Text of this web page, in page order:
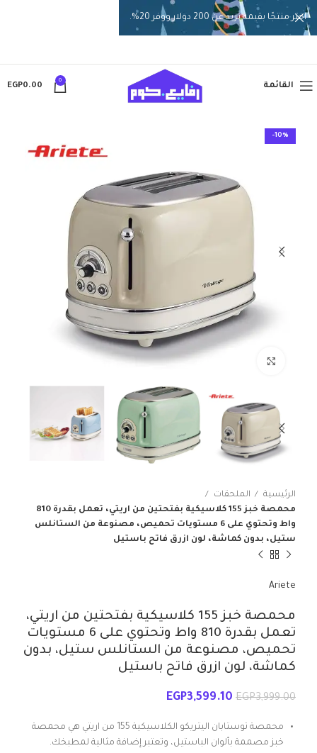
القائمة
0
EGP0.00
-10%
الرئيسية
الملحقات
محمصة خبز 155 كلاسيكية بفتحتين من اريتي، تعمل بقدرة 810
واط وتحتوي على 6 مستويات تحميص، مصنوعة من الستانلس
ستيل، بدون كماشة، لون ازرق فاتح باستيل
Ariete
محمصة خبز 155 كلاسيكية بفتحتين من اريتي،
تعمل بقدرة 810 واط وتحتوي على 6 مستويات
تحميص، مصنوعة من الستانلس ستيل، بدون
كماشة، لون ازرق فاتح باستيل
EGP3,999.00
EGP3,599.10
محمصة توستابان اليتريكو الكلاسيكية 155 من اريتي هي محمصة
خبز مصممة بألوان الباستيل، وتعتبر إضافة مثالية لمطبخك.
اختر منتجًا بقيمة تزيد عن 200 دولار ووفر 20%.